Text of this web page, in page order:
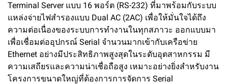
Terminal Server แบบ 16 พอร์ต (RS-232) ที่มาพร้อมกับระบบ
แหล่งจ่ายไฟสำรองแบบ Dual AC (2AC) เพื่อให้มั่นใจได้ถึง
ความต่อเนื่องของระบบการทำงานในทุกสภาวะ ออกแบบมา
เพื่อเชื่อมต่ออุปกรณ์ Serial จำนวนมากเข้ากับเครือข่าย
Ethernet อย่างมีประสิทธิภาพสูงสุดในระดับอุตสาหกรรม มี
ความเสถียรและความน่าเชื่อถือสูง เหมาะอย่างยิ่งสำหรับงาน
โครงการขนาดใหญ่ที่ต้องการการจัดการ Serial